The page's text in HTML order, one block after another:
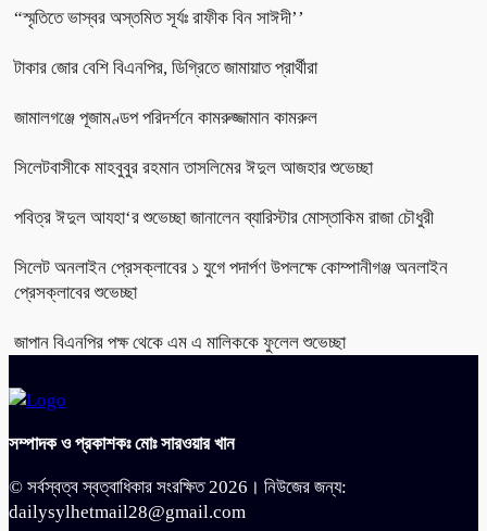
“স্মৃতিতে ভাস্বর অস্তমিত সূর্যঃ রাফীক বিন সাঈদী’’
টাকার জোর বেশি বিএনপির, ডিগ্রিতে জামায়াত প্রার্থীরা
জামালগঞ্জে পূজামণ্ডপ পরিদর্শনে কামরুজ্জামান কামরুল
সিলেটবাসীকে মাহবুবুর রহমান তাসলিমের ঈদুল আজহার শুভেচ্ছা
পবিত্র ঈদুল আযহা‘র শুভেচ্ছা জানালেন ব্যারিস্টার মোস্তাকিম রাজা চৌধুরী
সিলেট অনলাইন প্রেসক্লাবের ১ যুগে পদার্পণ উপলক্ষে কোম্পানীগঞ্জ অনলাইন
প্রেসক্লাবের শুভেচ্ছা
জাপান বিএনপির পক্ষ থেকে এম এ মালিককে ফুলেল শুভেচ্ছা
সম্পাদক ও প্রকাশকঃ মোঃ সারওয়ার খান
© সর্বস্বত্ব স্বত্বাধিকার সংরক্ষিত 2026। নিউজের জন্য:
dailysylhetmail28@gmail.com